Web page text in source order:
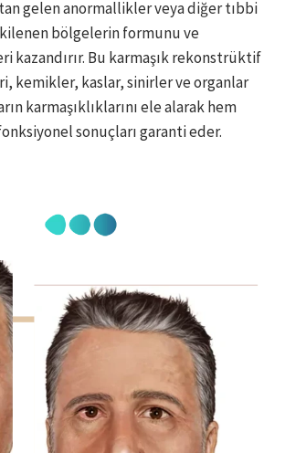
gelen anormallikler veya diğer tıbbi
bölgelerin formunu ve
kazandırır. Bu karmaşık rekonstrüktif
kemikler, kaslar, sinirler ve organlar
karmaşıklıklarını ele alarak hem
sonuçları garanti eder.